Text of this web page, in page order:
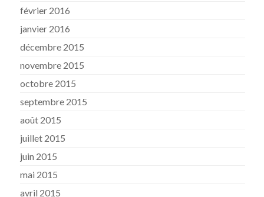
février 2016
janvier 2016
décembre 2015
novembre 2015
octobre 2015
septembre 2015
août 2015
juillet 2015
juin 2015
mai 2015
avril 2015